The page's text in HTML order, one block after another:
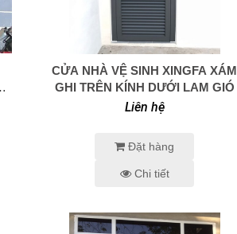
0938 414 005
CỬA NHÀ VỆ SINH XINGFA XÁM
GHI TRÊN KÍNH DƯỚI LAM GIÓ
Liên hệ
Đặt hàng
Chi tiết